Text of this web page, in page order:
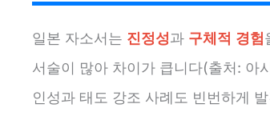
일본 자소서는 진정성과 구체적 경험
서술이 많아 차이가 큽니다(출처: 아
인성과 태도 강조 사례도 빈번하게